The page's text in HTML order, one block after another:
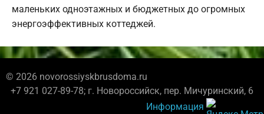
маленьких одноэтажных и бюджетных до огромных
энергоэффективных коттеджей.
© 2026 novorossiyskbrusdoma.ru
+7 921 027-89-78; г. Новороссийск, пер. Мичуринский, 6
Информация